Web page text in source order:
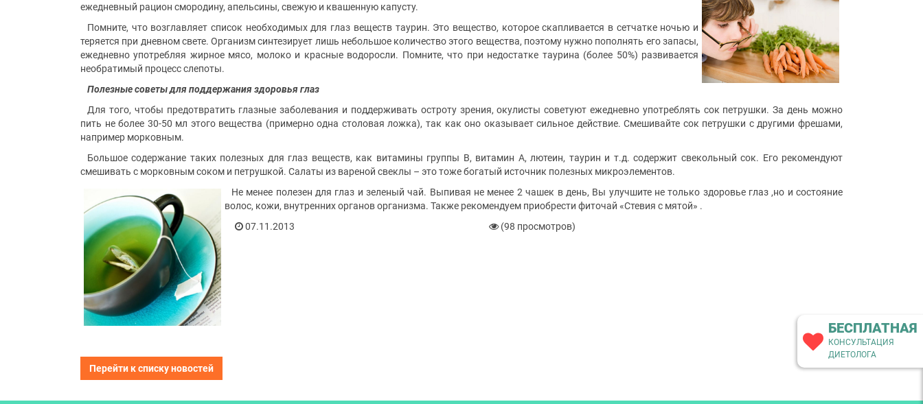
ежедневный рацион смородину, апельсины, свежую и квашенную капусту.
Помните, что возглавляет список необходимых для глаз веществ таурин. Это вещество, которое скапливается в сетчатке ночью и
теряется при дневном свете. Организм синтезирует лишь небольшое количество этого вещества, поэтому нужно пополнять его запасы,
ежедневно употребляя жирное мясо, молоко и красные водоросли. Помните, что при недостатке таурина (более 50%) развивается
необратимый процесс слепоты.
Полезные советы для поддержания здоровья глаз
Для того, чтобы предотвратить глазные заболевания и поддерживать остроту зрения, окулисты советуют ежедневно употреблять сок петрушки. За день можно
пить не более 30-50 мл этого вещества (примерно одна столовая ложка), так как оно оказывает сильное действие. Смешивайте сок петрушки с другими фрешами,
например морковным.
Большое содержание таких полезных для глаз веществ, как витамины группы В, витамин А, лютеин, таурин и т.д. содержит свекольный сок. Его рекомендуют
смешивать с морковным соком и петрушкой. Салаты из вареной свеклы – это тоже богатый источник полезных микроэлементов.
Не менее полезен для глаз и зеленый чай. Выпивая не менее 2 чашек в день, Вы улучшите не только здоровье глаз ,но и состояние
волос, кожи, внутренних органов организма. Также рекомендуем приобрести фиточай «Стевия с мятой» .
07.11.2013
(98 просмотров)
Перейти к списку новостей
БЕСПЛАТНАЯ
КОНСУЛЬТАЦИЯ
ДИЕТОЛОГА